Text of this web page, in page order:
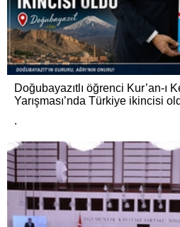
Doğubayazıtlı öğrenci Kur’an-ı
Yarışması’nda Türkiye ikincisi
.